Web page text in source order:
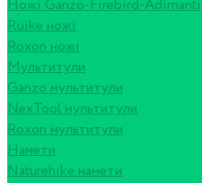
Ножі Ganzo-Firebird-Adimanti
Ruike ножі
Roxon ножi
Мультитули
Ganzo мультитули
NexTool мультитули
Roxon мультитули
Намети
Naturehike намети